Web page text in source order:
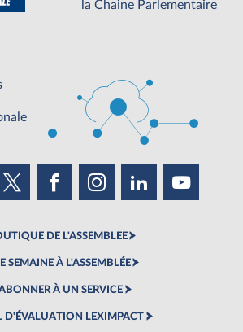
la Chaine Parlementaire
DE L'ASSEMBLEE
SEMAINE À L'ASSEMBLÉE
À UN SERVICE
D'ÉVALUATION LEXIMPACT